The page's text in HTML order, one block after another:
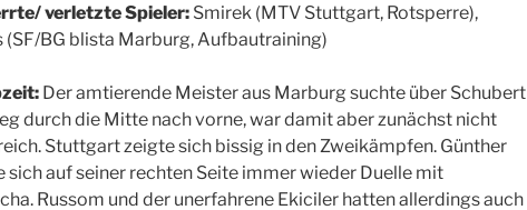
verletzte Spieler: Smirek (MTV Stuttgart, Rotsperre),
(SF/BG blista Marburg, Aufbautraining)
Der amtierende Meister aus Marburg suchte über Schubert
durch die Mitte nach vorne, war damit aber zunächst nicht
Stuttgart zeigte sich bissig in den Zweikämpfen. Günther
sich auf seiner rechten Seite immer wieder Duelle mit
Russom und der unerfahrene Ekiciler hatten allerdings auch